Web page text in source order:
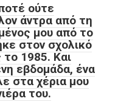
ούτε
άντρα από τη
μου από το
στον σχολικό
1985. Και
εβδομάδα, ένα
στα χέρια μου
του.